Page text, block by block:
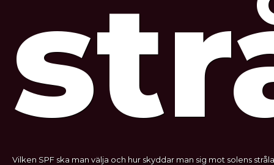
Vilken SPF ska man välja och hur skyddar man sig mot solens